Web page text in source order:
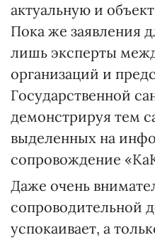
актуальную и
Пока же заявления
лишь эксперты
организаций и
Государственной
демонстрируя тем
выделенных на
сопровождение
Даже очень
сопроводительной
успокаивает, а